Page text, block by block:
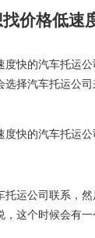
价格低速
快的汽车托运
择汽车托运公
快的汽车托运公
运公司联系，
这个时候会有一